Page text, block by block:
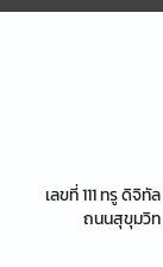
เลขที่ 111 ทรู ดิจิ
ถนนสุขุมวิท